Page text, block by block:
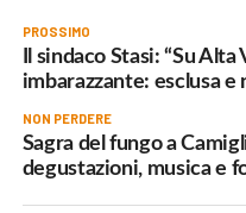
PROSSIMO
Il sindaco Stasi: “Su
imbarazzante: esclusa e
NON PERDERE
Sagra del fungo a
degustazioni, musica e